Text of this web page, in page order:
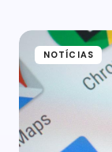
NOTÍCIAS